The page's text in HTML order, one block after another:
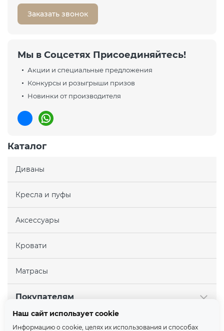
Заказать звонок
Мы в Соцсетях Присоединяйтесь!
Акции и специальные предложения
Конкурсы и розыгрыши призов
Новинки от производителя
Каталог
Диваны
Кресла и пуфы
Аксессуары
Кровати
Матрасы
Покупателям
Партнерам
Наш сайт использует cookie
Информацию о cookie, целях их использования и способах